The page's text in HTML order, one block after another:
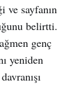
ve sayfanın
belirtti.
genç
yeniden